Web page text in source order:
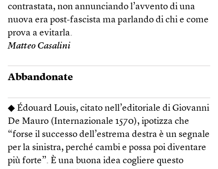
contrastata, non annunciando l’avvento di una
nuova era post-fascista ma parlando di chi e come
prova a evitarla.
Matteo Casalini
Abbandonate
◆ Édouard Louis, citato nell’editoriale di Giovanni
De Mauro (Internazionale 1570), ipotizza che
“forse il successo dell’estrema destra è un segnale
per la sinistra, perché cambi e possa poi diventare
più forte”. È una buona idea cogliere questo